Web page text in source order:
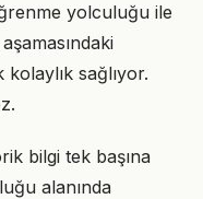
yolculuğu ile
sağlıyor.
bilgi tek başına
alanında